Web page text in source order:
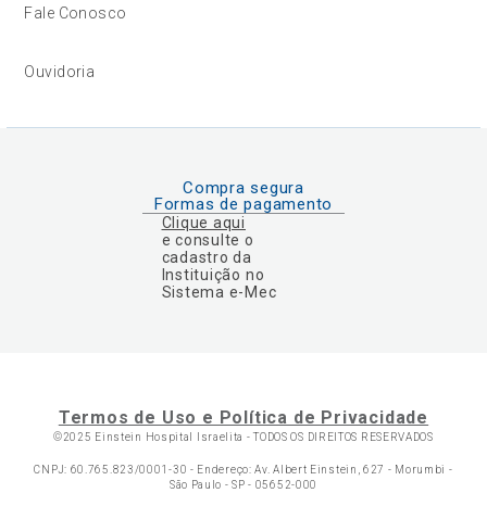
Fale Conosco
Ouvidoria
Compra segura
Formas de pagamento
Clique aqui
e consulte o
cadastro da
Instituição no
Sistema e-Mec
Termos de Uso e Política de Privacidade
©2025 Einstein Hospital Israelita -TODOS OS DIREITOS RESERVADOS
CNPJ: 60.765.823/0001-30 - Endereço: Av. Albert Einstein, 627 - Morumbi -
São Paulo - SP - 05652-000